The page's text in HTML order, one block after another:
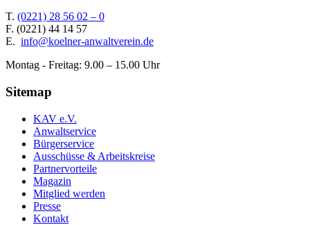
T. (0221) 28 56 02 – 0
F. (0221) 44 14 57
E. info@koelner-anwaltverein.de
Montag - Freitag: 9.00 – 15.00 Uhr
Sitemap
KAV e.V.
Anwaltservice
Bürgerservice
Ausschüsse & Arbeitskreise
Partnervorteile
Magazin
Mitglied werden
Presse
Kontakt